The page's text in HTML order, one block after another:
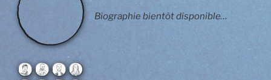
Production
Biographie bientôt disponible…